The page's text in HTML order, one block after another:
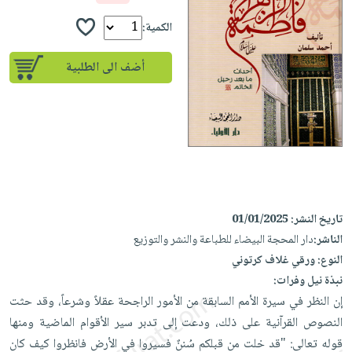
إختياراتنا
كتب
أكاديمية
صندوق
القراءة
English
books
iKitab
بلا
حدود
أسئلة
يتكرر
طرحها
Android
تحميل
iKitab
على
Apple
أسئلة
يتكرر
طرحها
تحميل
masmu3
على
Android
Apple
المواضيع
الأكثر
مبيعاً
إختياراتنا
وسائل
تعليمية
تعليمية
الصحة
والعناية
الشخصية
جديد
الشخصية
العناية
وتصفيف
الشعر
العناية
بالجسم
جديد
الكل
أواني
الطهي
أدوات
متجر
الهدايا
أقسام
الكمية:
أضف الى الطلبية
تاريخ النشر:01/01/2025
الناشر:دار المحجة البيضاء للطباعة والنشر والتوزيع
النوع:ورقي غلاف كرتوني
نبذة نيل وفرات:
إن النظر في سيرة الأمم السابقة من الأمور الراجحة عقلاً وشرعاً، وقد حثت
النصوص القرآنية على ذلك، ودعت إلى تدبر سير الأقوام الماضية ومنها
قوله تعالى: "قد خلت من قبلكم سُننٌ فسيروا في الأرض فانظروا كيف كان